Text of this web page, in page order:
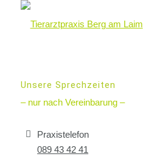
Unsere Sprechzeiten
– nur nach Vereinbarung –
Praxistelefon
089 43 42 41